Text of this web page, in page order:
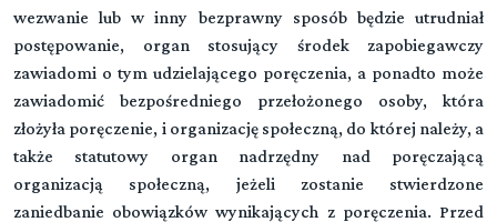
wezwanie lub w inny bezprawny sposób będzie utrudniał
postępowanie, organ stosujący środek zapobiegawczy
zawiadomi o tym udzielającego poręczenia, a ponadto może
zawiadomić bezpośredniego przełożonego osoby, która
złożyła poręczenie, i organizację społeczną, do której należy, a
także statutowy organ nadrzędny nad poręczającą
organizacją społeczną, jeżeli zostanie stwierdzone
zaniedbanie obowiązków wynikających z poręczenia. Przed